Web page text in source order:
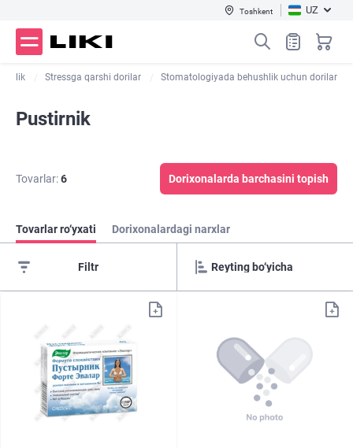
Toshkent UZ
Stressga qarshi dorilar Stomatologiyada behushlik uchun dorilar
Pustirnik
Tovarlar:6 Dorixonalarda barchasini topish
Tovarlar ro‘yxati Dorixonalardagi narxlar
Filtr